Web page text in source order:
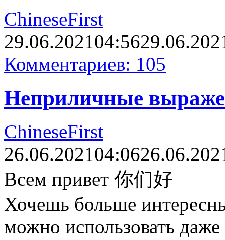
ChineseFirst
29.06.202104:56
Комментариев: 105
Неприличные
ChineseFirst
26.06.202104:06
Всем привет 你们好
Хочешь больше
можно использовать даже